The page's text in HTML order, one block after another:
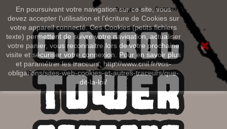
En poursuivant votre navigation sur ce site, vous
devez accepter l’utilisation et l'écriture de Cookies sur
votre appareil connecté. Ces Cookies (petits fichiers
texte) permettent de suivre votre navigation, actualiser
votre panier, vous reconnaitre lors de votre prochaine
visite et sécuriser votre connexion. Pour en savoir plus
et paramétrer les traceurs: http://www.cnil.fr/vos-
obligations/sites-web-cookies-et-autres-traceurs/que-
dit-la-loi/
Connexion
Français